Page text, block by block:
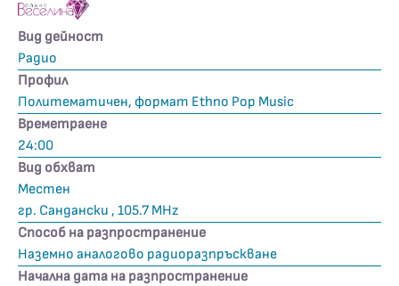
Вид дейност
Радио
Профил
Политематичен, формат Ethno Pop Music
Времетраене
24:00
Вид обхват
Местен
гр. Сандански , 105.7 MHz
Способ на разпространение
Наземно аналогово радиоразпръскване
Начална дата на разпространение